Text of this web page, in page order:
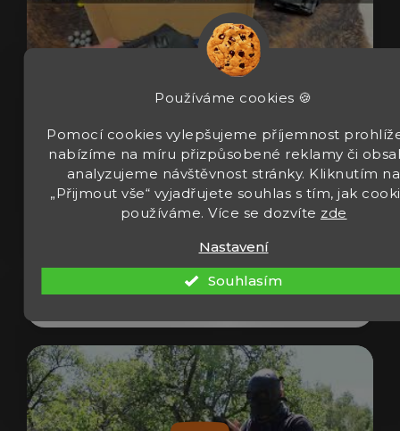
Používáme cookies 🍪
Pomocí cookies vylepšujeme příjemnost
nabízíme na míru přizpůsobené reklamy či
analyzujeme návštěvnost stránky. Kliknutím na
„Přijmout vše“ vyjadřujete souhlas s tím, jak
používáme. Více se dozvíte zde
Nastavení
Souhlasím
Revolver Umarex T4E TR 50 Gen2 cal 50
Zobrazit video